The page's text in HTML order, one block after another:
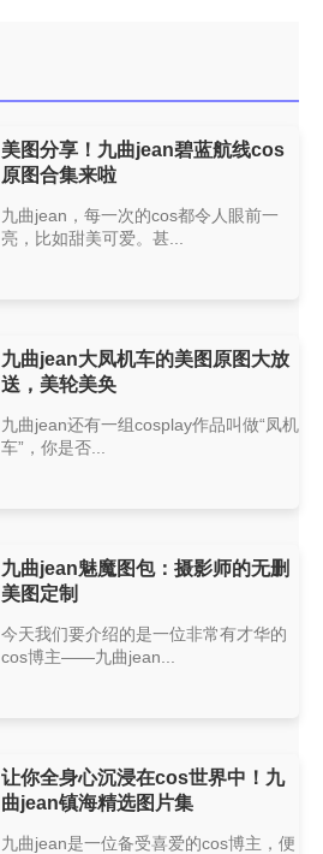
美图分享！九曲jean碧蓝航线cos
原图合集来啦
九曲jean，每一次的cos都令人眼前一
亮，比如甜美可爱。甚...
九曲jean大凤机车的美图原图大放
送，美轮美奂
九曲jean还有一组cosplay作品叫做“凤机
车”，你是否...
九曲jean魅魔图包：摄影师的无删
美图定制
今天我们要介绍的是一位非常有才华的
cos博主——九曲jean...
让你全身心沉浸在cos世界中！九
曲jean镇海精选图片集
九曲jean是一位备受喜爱的cos博主，便